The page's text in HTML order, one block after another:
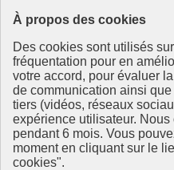
À propos des cookies
Des cookies sont utilisés
fréquentation pour en
votre accord, pour évaluer
de communication ainsi
tiers (vidéos, réseaux
expérience utilisateur.
pendant 6 mois. Vous
moment en cliquant sur le
cookies".
data.gouv.fr- ouvre une
Partenaire
Eionet Portal